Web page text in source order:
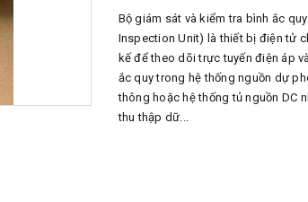
Bộ giám sát và kiểm tra bình ắc
Inspection Unit) là thiết bị điện tử
kế để theo dõi trực tuyến điện áp
ắc quy trong hệ thống nguồn dự
thông hoặc hệ thống tủ nguồn DC
thu thập dữ...